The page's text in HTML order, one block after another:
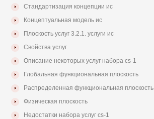
Стандартизация концепции ис
Концептуальная модель ис
Плоскость услуг 3.2.1. услуги ис
Свойства услуг
Описание некоторых услуг набора cs-1
Глобальная функциональная плоскость
Распределенная функциональная плоскость
Физическая плоскость
Недостатки набора услуг cs-1